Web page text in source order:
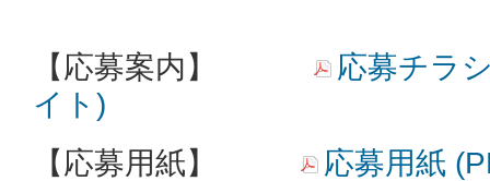
【応募案内】
応募チラ
イト)
【応募用紙】
応募用紙